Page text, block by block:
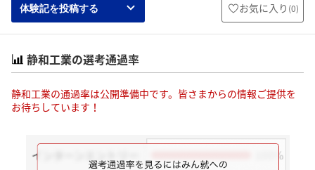
体験記を投稿する お気に入り (0)
静和工業の選考通過率
静和工業の通過率は公開準備中です。皆さまからの情報ご提供を
お待ちしています！